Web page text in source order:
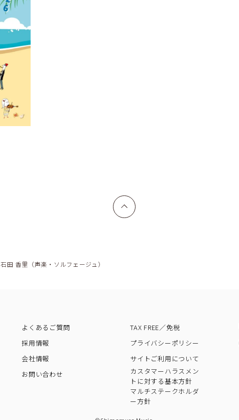
上へ戻る
石田 香里（声楽・ソルフェージュ）
よくあるご質問
採用情報
会社情報
お問い合わせ
TAX FREE／免税
プライバシーポリシー
サイトご利用について
カスタマーハラスメン
トに対する基本方針
マルチステークホルダ
ー方針